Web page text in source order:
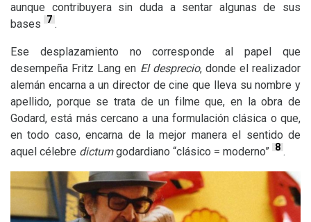
aunque contribuyera sin duda a sentar algunas de sus
bases
7 .
Ese desplazamiento no corresponde al papel que
desempeña Fritz Lang en El desprecio, donde el realizador
alemán encarna a un director de cine que lleva su nombre y
apellido, porque se trata de un filme que, en la obra de
Godard, está más cercano a una formulación clásica o que,
en todo caso, encarna de la mejor manera el sentido de
aquel célebre dictumgodardiano “clásico = moderno” 8 .